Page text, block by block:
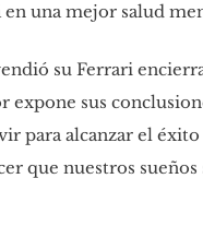
una mejor salud
su Ferrari
sus
para alcanzar el
que nuestros sueños